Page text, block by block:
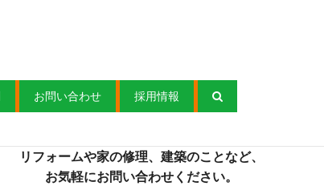
お問い合わせ 採用情報
リフォームや家の修理、建築のことなど、
お気軽にお問い合わせください。